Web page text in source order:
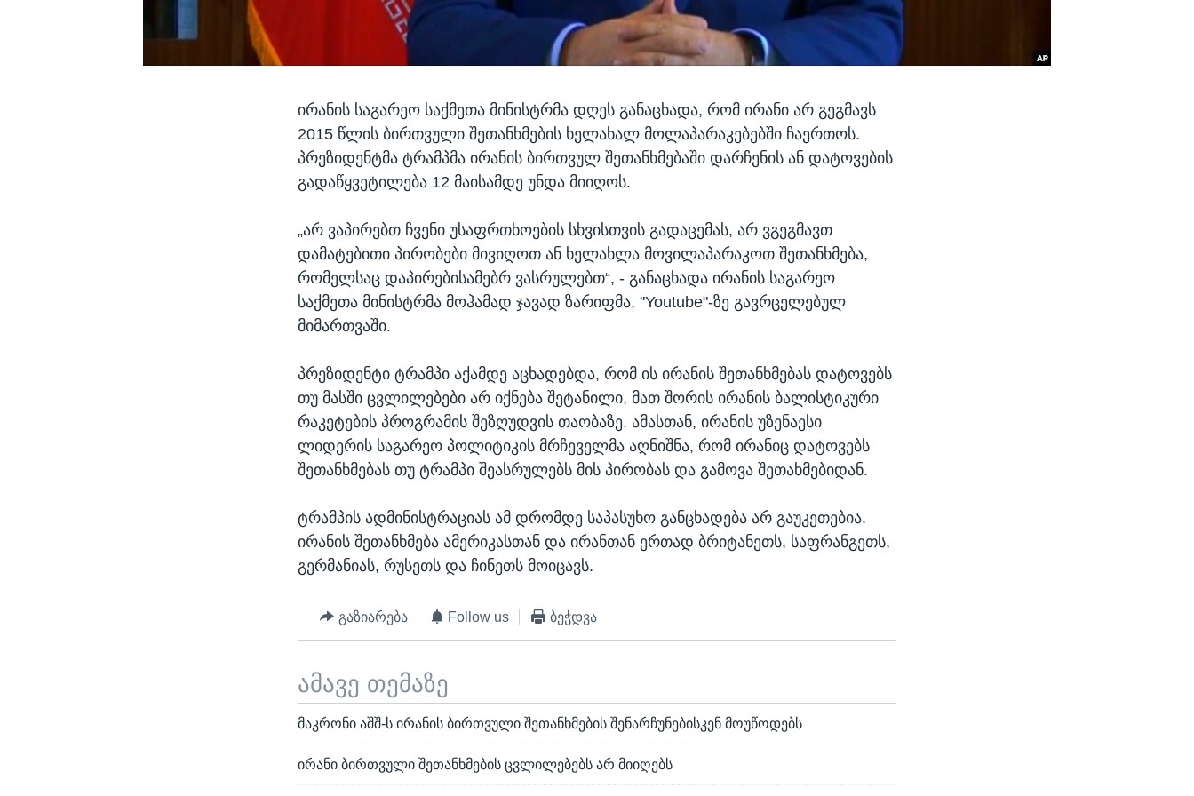
ირანის საგარეო საქმეთა მინისტრმა დღეს განაცხადა, რომ ირანი არ გეგმავს
2015 წლის ბირთვული შეთანხმების ხელახალ მოლაპარაკებებში ჩაერთოს.
პრეზიდენტმა ტრამპმა ირანის ბირთვულ შეთანხმებაში დარჩენის ან დატოვების
გადაწყვეტილება 12 მაისამდე უნდა მიიღოს.
„არ ვაპირებთ ჩვენი უსაფრთხოების სხვისთვის გადაცემას, არ ვგეგმავთ
დამატებითი პირობები მივიღოთ ან ხელახლა მოვილაპარაკოთ შეთანხმება,
რომელსაც დაპირებისამებრ ვასრულებთ“, - განაცხადა ირანის საგარეო
საქმეთა მინისტრმა მოჰამად ჯავად ზარიფმა, "Youtube"-ზე გავრცელებულ
მიმართვაში.
პრეზიდენტი ტრამპი აქამდე აცხადებდა, რომ ის ირანის შეთანხმებას დატოვებს
თუ მასში ცვლილებები არ იქნება შეტანილი, მათ შორის ირანის ბალისტიკური
რაკეტების პროგრამის შეზღუდვის თაობაზე. ამასთან, ირანის უზენაესი
ლიდერის საგარეო პოლიტიკის მრჩეველმა აღნიშნა, რომ ირანიც დატოვებს
შეთანხმებას თუ ტრამპი შეასრულებს მის პირობას და გამოვა შეთახმებიდან.
ტრამპის ადმინისტრაციას ამ დრომდე საპასუხო განცხადება არ გაუკეთებია.
ირანის შეთანხმება ამერიკასთან და ირანთან ერთად ბრიტანეთს, საფრანგეთს,
გერმანიას, რუსეთს და ჩინეთს მოიცავს.
გაზიარება Follow us ბეჭდვა
ამავე თემაზე
მაკრონი აშშ-ს ირანის ბირთვული შეთანხმების შენარჩუნებისკენ მოუწოდებს
ირანი ბირთვული შეთანხმების ცვლილებებს არ მიიღებს